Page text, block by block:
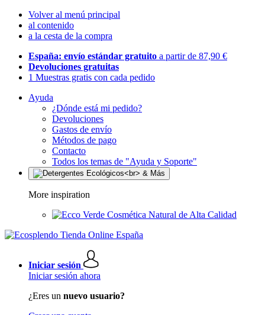
Volver al menú principal
al contenido
a la cesta de la compra
España: envío estándar gratuito a partir de 87,90 €
Devoluciones gratuitas
1 Muestras gratis con cada pedido
Ayuda
¿Dónde está mi pedido?
Devoluciones
Gastos de envío
Métodos de pago
Contacto
Todos los temas de "Ayuda y Soporte"
More inspiration
Cosmética Natural de Alta Calidad
Iniciar sesión
Iniciar sesión ahora
¿Eres un nuevo usuario?